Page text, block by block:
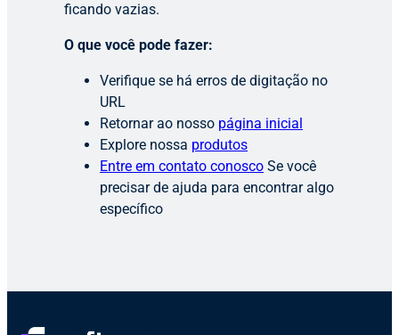
ficando vazias.
O que você pode fazer:
Verifique se há erros de digitação no
URL
Retornar ao nosso página inicial
Explore nossa produtos
Entre em contato conosco Se você
precisar de ajuda para encontrar algo
específico